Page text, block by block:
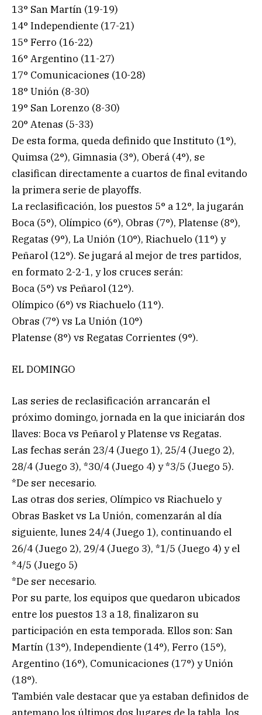
13° San Martín (19-19)
14° Independiente (17-21)
15° Ferro (16-22)
16° Argentino (11-27)
17° Comunicaciones (10-28)
18° Unión (8-30)
19° San Lorenzo (8-30)
20° Atenas (5-33)
De esta forma, queda definido que Instituto (1°),
Quimsa (2°), Gimnasia (3°), Oberá (4°), se
clasifican directamente a cuartos de final evitando
la primera serie de playoffs.
La reclasificación, los puestos 5° a 12°, la jugarán
Boca (5°), Olímpico (6°), Obras (7°), Platense (8°),
Regatas (9°), La Unión (10°), Riachuelo (11°) y
Peñarol (12°). Se jugará al mejor de tres partidos,
en formato 2-2-1, y los cruces serán:
Boca (5°) vs Peñarol (12°).
Olímpico (6°) vs Riachuelo (11°).
Obras (7°) vs La Unión (10°)
Platense (8°) vs Regatas Corrientes (9°).
EL DOMINGO
Las series de reclasificación arrancarán el
próximo domingo, jornada en la que iniciarán dos
llaves: Boca vs Peñarol y Platense vs Regatas.
Las fechas serán 23/4 (Juego 1), 25/4 (Juego 2),
28/4 (Juego 3), *30/4 (Juego 4) y *3/5 (Juego 5).
*De ser necesario.
Las otras dos series, Olímpico vs Riachuelo y
Obras Basket vs La Unión, comenzarán al día
siguiente, lunes 24/4 (Juego 1), continuando el
26/4 (Juego 2), 29/4 (Juego 3), *1/5 (Juego 4) y el
*4/5 (Juego 5)
*De ser necesario.
Por su parte, los equipos que quedaron ubicados
entre los puestos 13 a 18, finalizaron su
participación en esta temporada. Ellos son: San
Martín (13°), Independiente (14°), Ferro (15°),
Argentino (16°), Comunicaciones (17°) y Unión
(18°).
También vale destacar que ya estaban definidos de